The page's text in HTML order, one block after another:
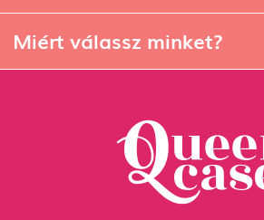
Miért válassz minket?